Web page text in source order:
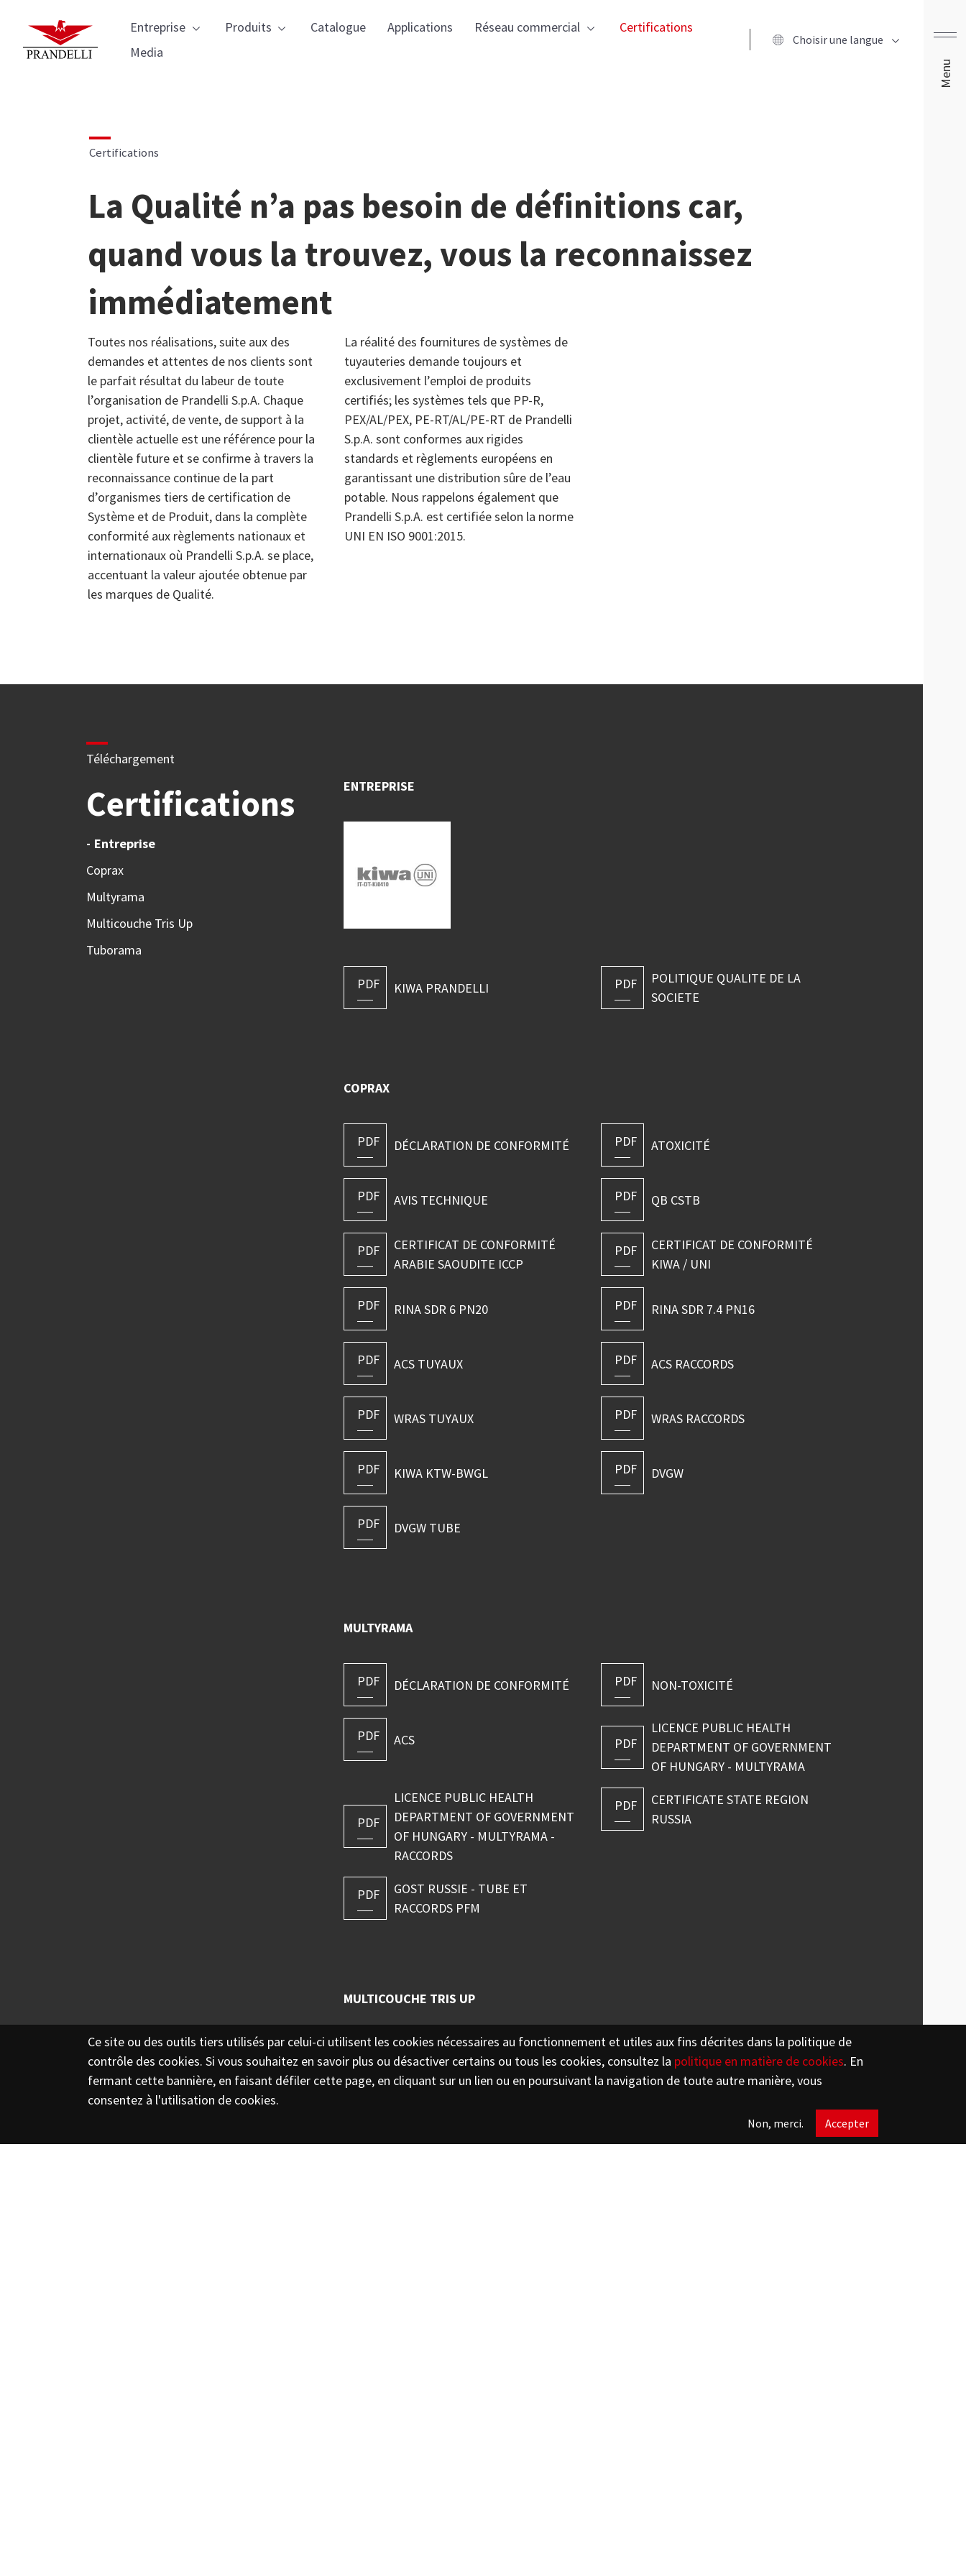
au
Menu
Navigazione principale
Entreprise Produits Catalogue Applications Réseau commercial
Certifications
Media
Choisir une langue
Certifications
La Qualité n’a pas besoin de définitions car,
quand vous la trouvez, vous la reconnaissez
immédiatement
Toutes nos réalisations, suite aux des
demandes et attentes de nos clients sont
le parfait résultat du labeur de toute
l’organisation de Prandelli S.p.A. Chaque
projet, activité, de vente, de support à la
clientèle actuelle est une référence pour la
clientèle future et se confirme à travers la
reconnaissance continue de la part
d’organismes tiers de certification de
Système et de Produit, dans la complète
conformité aux règlements nationaux et
internationaux où Prandelli S.p.A. se place,
accentuant la valeur ajoutée obtenue par
les marques de Qualité.
La réalité des fournitures de systèmes de
tuyauteries demande toujours et
exclusivement l’emploi de produits
certifiés; les systèmes tels que PP-R,
PEX/AL/PEX, PE-RT/AL/PE-RT de Prandelli
S.p.A. sont conformes aux rigides
standards et règlements européens en
garantissant une distribution sûre de l’eau
potable. Nous rappelons également que
Prandelli S.p.A. est certifiée selon la norme
UNI EN ISO 9001:2015.
Téléchargement
Certifications
Entreprise
Coprax
Multyrama
Multicouche Tris Up
Tuborama
ENTREPRISE
PDF KIWA PRANDELLI PDF
POLITIQUE QUALITE DE LA
SOCIETE
COPRAX
PDF DÉCLARATION DE CONFORMITÉ PDF ATOXICITÉ
PDF AVIS TECHNIQUE PDF QB CSTB
PDF
CERTIFICAT DE CONFORMITÉ
ARABIE SAOUDITE ICCP
PDF
CERTIFICAT DE CONFORMITÉ
KIWA / UNI
PDF RINA SDR 6 PN20 PDF RINA SDR 7.4 PN16
PDF ACS TUYAUX PDF ACS RACCORDS
PDF WRAS TUYAUX PDF WRAS RACCORDS
PDF KIWA KTW-BWGL PDF DVGW
PDF DVGW TUBE
MULTYRAMA
PDF DÉCLARATION DE CONFORMITÉ PDF NON-TOXICITÉ
PDF ACS PDF
LICENCE PUBLIC HEALTH
DEPARTMENT OF GOVERNMENT
OF HUNGARY - MULTYRAMA
PDF
LICENCE PUBLIC HEALTH
DEPARTMENT OF GOVERNMENT
OF HUNGARY - MULTYRAMA -
RACCORDS
PDF
CERTIFICATE STATE REGION
RUSSIA
PDF
GOST RUSSIE - TUBE ET
RACCORDS PFM
MULTICOUCHE TRIS UP
PDF
LICENCE PUBLIC HEALTH
DEPARTMENT OF GOVERNMENT
OF HUNGARY - TRIS UP
PDF IIP NON-TOXICITÉ TRIS UP
GOST RUSSIE - TUBE ET
Ce site ou des outils tiers utilisés par celui-ci utilisent les cookies nécessaires au fonctionnement et utiles aux fins décrites dans la politique de
contrôle des cookies. Si vous souhaitez en savoir plus ou désactiver certains ou tous les cookies, consultez la politique en matière de cookies. En
fermant cette bannière, en faisant défiler cette page, en cliquant sur un lien ou en poursuivant la navigation de toute autre manière, vous
consentez à l'utilisation de cookies.
Non, merci. Accepter